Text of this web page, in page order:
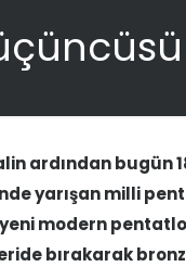
ardından bugün
yarışan milli
modern
bırakarak